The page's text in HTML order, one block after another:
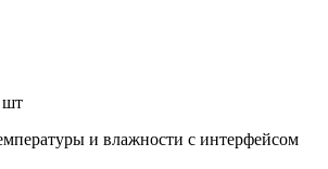
шт
и влажности с интерфейсом